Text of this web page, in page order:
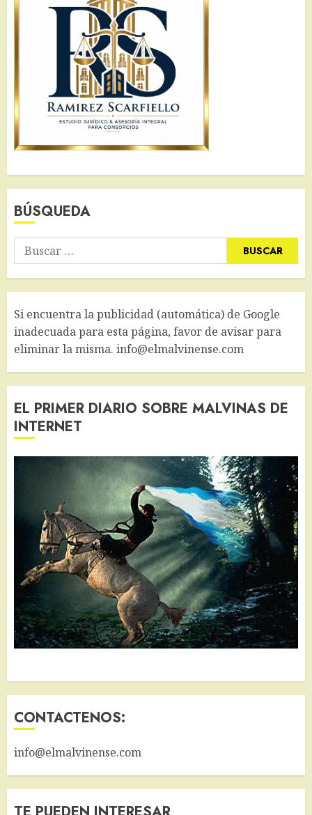
BÚSQUEDA
Buscar:
Si encuentra la publicidad (automática) de Google
inadecuada para esta página, favor de avisar para
eliminar la misma. info@elmalvinense.com
EL PRIMER DIARIO SOBRE MALVINAS DE
INTERNET
CONTACTENOS:
info@elmalvinense.com